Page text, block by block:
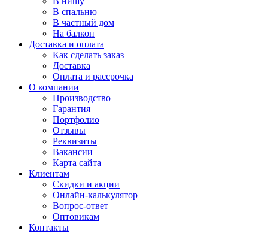
В спальню
В частный дом
На балкон
Доставка и оплата
Как сделать заказ
Доставка
Оплата и рассрочка
О компании
Производство
Гарантия
Портфолио
Отзывы
Реквизиты
Вакансии
Карта сайта
Клиентам
Скидки и акции
Онлайн-калькулятор
Вопрос-ответ
Оптовикам
Контакты